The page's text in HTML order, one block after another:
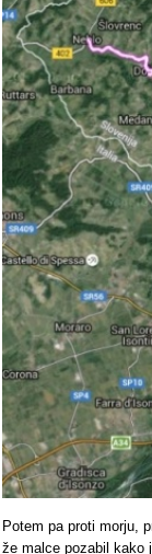
Potem pa proti morju,
že malce pozabil kako